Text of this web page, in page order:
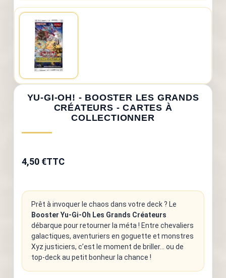
YU-GI-OH! - BOOSTER LES GRANDS
CRÉATEURS - CARTES À
COLLECTIONNER
4,50 €TTC
Prêt à invoquer le chaos dans votre deck ? Le
Booster Yu-Gi-Oh Les Grands Créateurs
débarque pour retourner la méta ! Entre chevaliers
galactiques, aventuriers en goguette et monstres
Xyz justiciers, c’est le moment de briller... ou de
top-deck au petit bonheur la chance !